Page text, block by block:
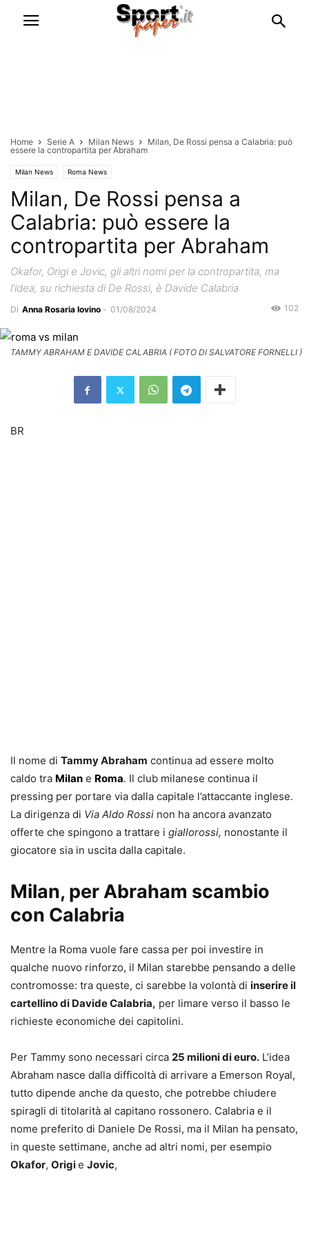
Home Serie A Milan News
Milan, De Rossi pensa a Calabria: può
essere la contropartita per Abraham
Milan News Roma News
Milan, De Rossi pensa a
Calabria: può essere la
contropartita per Abraham
Okafor, Origi e Jovic, gli altri nomi per la contropartita, ma
l'idea, su richiesta di De Rossi, è Davide Calabria
Di Anna Rosaria Iovino - 01/08/2024 102
TAMMY ABRAHAM E DAVIDE CALABRIA ( FOTO DI SALVATORE FORNELLI )
BR
Il nome di Tammy Abraham continua ad essere molto
caldo tra Milan e Roma. Il club milanese continua il
pressing per portare via dalla capitale l’attaccante inglese.
La dirigenza di Via Aldo Rossi non ha ancora avanzato
offerte che spingono a trattare i giallorossi, nonostante il
giocatore sia in uscita dalla capitale.
Milan, per Abraham scambio
con Calabria
Mentre la Roma vuole fare cassa per poi investire in
qualche nuovo rinforzo, il Milan starebbe pensando a delle
contromosse: tra queste, ci sarebbe la volontà di inserire il
cartellino di Davide Calabria, per limare verso il basso le
richieste economiche dei capitolini.
Per Tammy sono necessari circa 25 milioni di euro. L’idea
Abraham nasce dalla difficoltà di arrivare a Emerson Royal,
tutto dipende anche da questo, che potrebbe chiudere
spiragli di titolarità al capitano rossonero. Calabria e il
nome preferito di Daniele De Rossi, ma il Milan ha pensato,
in queste settimane, anche ad altri nomi, per esempio
Okafor, Origie Jovic,